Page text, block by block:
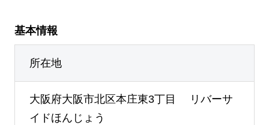
基本情報
所在地
大阪府大阪市北区本庄東3丁目 リバーサ
イドほんじょう